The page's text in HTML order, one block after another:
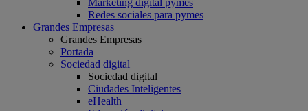
Marketing digital pymes
Redes sociales para pymes
Grandes Empresas
Grandes Empresas
Portada
Sociedad digital
Sociedad digital
Ciudades Inteligentes
eHealth